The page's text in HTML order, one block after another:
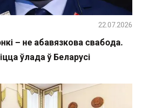
– не абавязкова свабода.
ўлада ў Беларусі
22.07.2026